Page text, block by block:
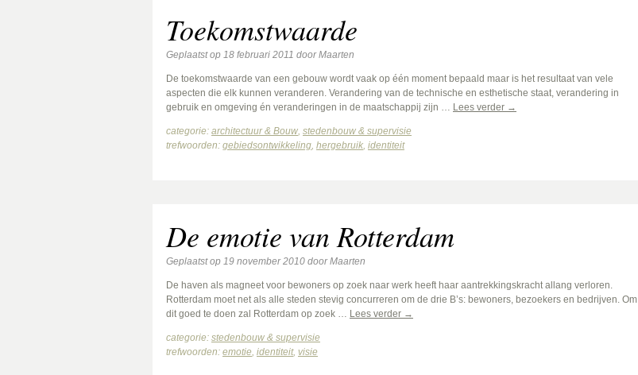
Toekomstwaarde
Geplaatst op 18 februari 2011 door Maarten
De toekomstwaarde van een gebouw wordt vaak op één moment bepaald maar is het resultaat van vele
aspecten die elk kunnen veranderen. Verandering van de technische en esthetische staat, verandering in
gebruik en omgeving én veranderingen in de maatschappij zijn … Lees verder →
categorie: architectuur & Bouw, stedenbouw & supervisie
trefwoorden: gebiedsontwikkeling, hergebruik, identiteit
De emotie van Rotterdam
Geplaatst op 19 november 2010 door Maarten
De haven als magneet voor bewoners op zoek naar werk heeft haar aantrekkingskracht allang verloren.
Rotterdam moet net als alle steden stevig concurreren om de drie B’s: bewoners, bezoekers en bedrijven. Om
dit goed te doen zal Rotterdam op zoek … Lees verder →
categorie: stedenbouw & supervisie
trefwoorden: emotie, identiteit, visie